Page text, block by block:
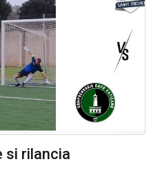
si rilancia